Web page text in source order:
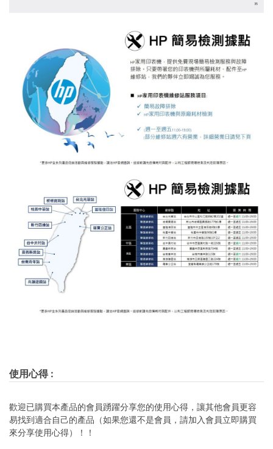
使用心得:
歡迎已購買本產品的會員踴躍分享您的使用心得，讓其他會員更容
易找到適合自己的產品（如果您還不是會員，請加入會員立即購買
來分享使用心得）！！